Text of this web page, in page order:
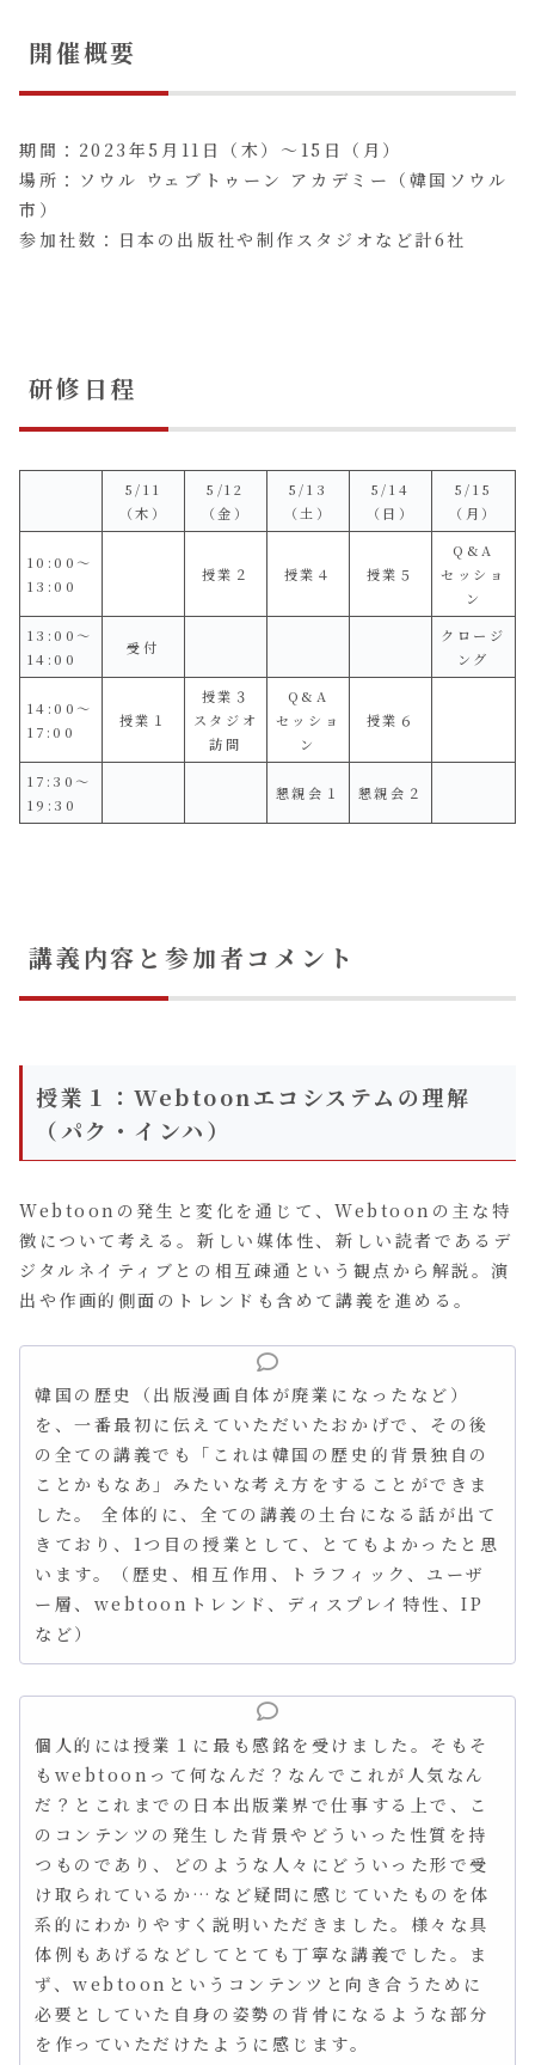
開催概要
期間：2023年5月11日（木）〜15日（月）
場所：ソウル ウェブトゥーン アカデミー（韓国ソウル
市）
参加社数：日本の出版社や制作スタジオなど計6社
研修日程
5/11
（木）
5/12
（金）
5/13
（土）
5/14
（日）
5/15
（月）
10:00〜
13:00
授業２ 授業４ 授業５
Q&A
セッショ
ン
13:00〜
14:00
受付
クロージ
ング
14:00〜
17:00
授業１
授業３
スタジオ
訪問
Q&A
セッショ
ン
授業６
17:30〜
19:30
懇親会１ 懇親会２
講義内容と参加者コメント
授業１：Webtoonエコシステムの理解
（パク・インハ）
Webtoonの発生と変化を通じて、Webtoonの主な特
徴について考える。新しい媒体性、新しい読者であるデ
ジタルネイティブとの相互疎通という観点から解説。演
出や作画的側面のトレンドも含めて講義を進める。
韓国の歴史（出版漫画自体が廃業になったなど）
を、一番最初に伝えていただいたおかげで、その後
の全ての講義でも「これは韓国の歴史的背景独自の
ことかもなあ」みたいな考え方をすることができま
した。 全体的に、全ての講義の土台になる話が出て
きており、1つ目の授業として、とてもよかったと思
います。（歴史、相互作用、トラフィック、ユーザ
ー層、webtoonトレンド、ディスプレイ特性、IP
など）
個人的には授業１に最も感銘を受けました。そもそ
もwebtoonって何なんだ？なんでこれが人気なん
だ？とこれまでの日本出版業界で仕事する上で、こ
のコンテンツの発生した背景やどういった性質を持
つものであり、どのような人々にどういった形で受
け取られているか…など疑問に感じていたものを体
系的にわかりやすく説明いただきました。様々な具
体例もあげるなどしてとても丁寧な講義でした。ま
ず、webtoonというコンテンツと向き合うために
必要としていた自身の姿勢の背骨になるような部分
を作っていただけたように感じます。